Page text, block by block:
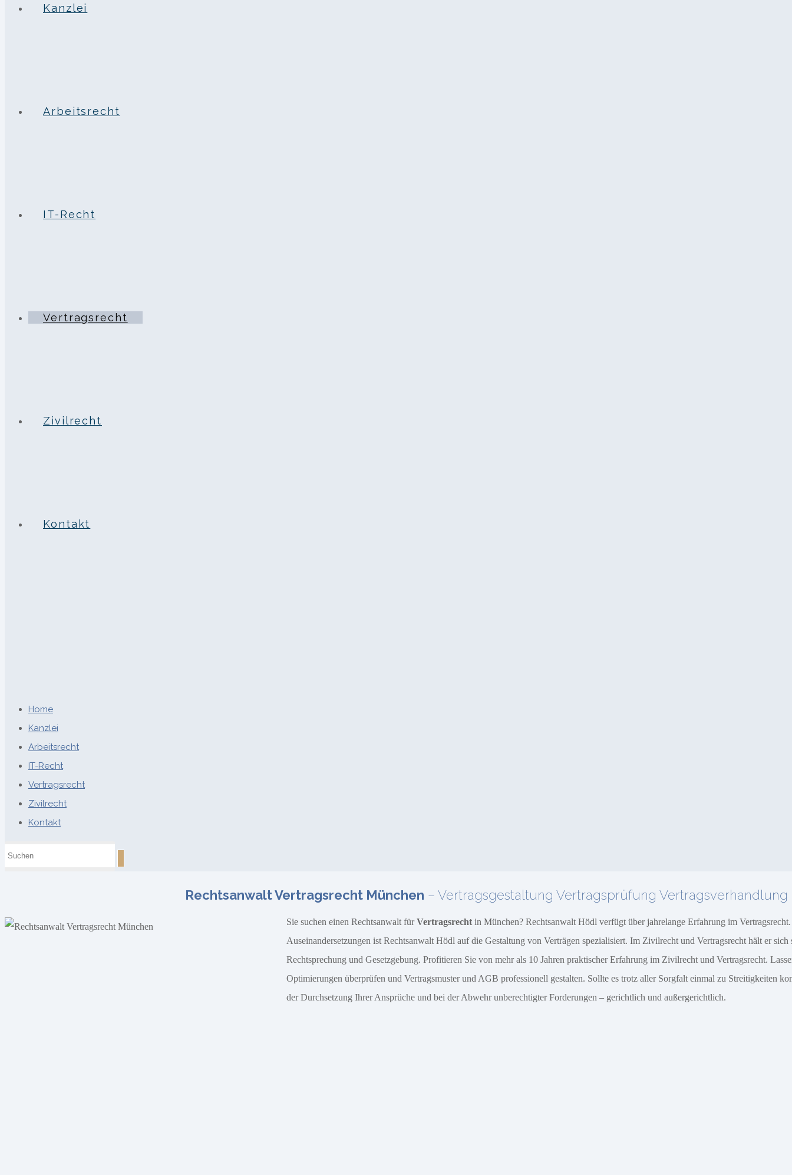
Kanzlei
Arbeitsrecht
IT-Recht
Vertragsrecht
Zivilrecht
Kontakt
Home
Kanzlei
Arbeitsrecht
IT-Recht
Vertragsrecht
Zivilrecht
Kontakt
Rechtsanwalt Vertragsrecht München – Vertragsgestaltung Vertragsprüfung Vertragsverhandlung
Sie suchen einen Rechtsanwalt fürVertragsrecht in München? Rechtsanwalt Hödl verfügt über jahrelange Erfahrung im
Auseinandersetzungen ist Rechtsanwalt Hödl auf die Gestaltung von Verträgen spezialisiert. Im Zivilrecht und Vertragsrecht hält er sich
Rechtsprechung und Gesetzgebung. Profitieren Sie von mehr als 10 Jahren praktischer Erfahrung im Zivilrecht und Vertragsrecht.
Optimierungen überprüfen und Vertragsmuster und AGB professionell gestalten. Sollte es trotz aller Sorgfalt einmal zu Streitigkeiten
der Durchsetzung Ihrer Ansprüche und bei der Abwehr unberechtigter Forderungen – gerichtlich und außergerichtlich.